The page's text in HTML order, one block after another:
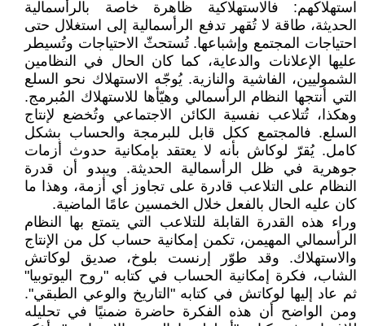
استهلاكهم: فالاستهلاكية ظاهرة خاصة بالرأسمالية
الحديثة، طاقة لا تُقهر تدفع الرأسمالية إلى استغلال حتى
احتياجات المجتمع وإشباعها. تُستحثّ الاحتياجات وتُسيطر
عليها الإعلانات والدعاية، كما كان الحال في النظامين
الشموليين، الفاشية والنازية. يُوجّه الاستهلاك نحو السلع
التي أنتجها النظام الرأسمالي وهيّأها للاستهلاك المُبرمج.
وهكذا، تُتلاعب نفسية الكائن الاجتماعي وتُخضع لإنتاج
السلع. فالمجتمع ككل قابل للبرمجة والحساب بشكل
كامل. يُقرّ لوكاش بأنه لا يعتقد بإمكانية حدوث أزمات
جوهرية في ظل الرأسمالية الحديثة. ويبدو أن قدرة
النظام على التلاعب قادرة على تجاوز أي أزمة، وهذا ما
كان عليه الحال بالفعل خلال الخمسين عامًا الماضية.
وراء هذه القدرة القابلة للتلاعب التي يتمتع بها النظام
الرأسمالي المهيمن، تكمن إمكانية حساب كل من الإنتاج
والاستهلاك. وقد طوّر إرنست بلوخ، صديق لوكاتش
الشاب، فكرة إمكانية الحساب في كتابه "روح اليوتوبيا"
ثم عاد إليها لوكاتش في كتابه "التاريخ والوعي الطبقي".
ومن الواضح أن هذه الفكرة حاضرة ضمنيًا في تحليله